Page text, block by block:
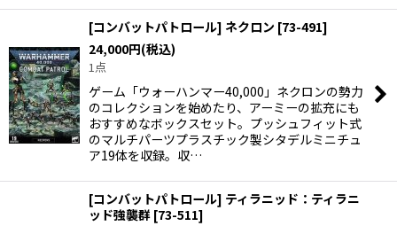
[コンバットパトロール] ネクロン [73-491]
24,000円(税込)
1点
ゲーム「ウォーハンマー40,000」ネクロンの勢力
のコレクションを始めたり、アーミーの拡充にも
おすすめなボックスセット。プッシュフィット式
のマルチパーツプラスチック製シタデルミニチュ
ア19体を収録。収…
[コンバットパトロール] ティラニッド：ティラニ
ッド強襲群 [73-511]